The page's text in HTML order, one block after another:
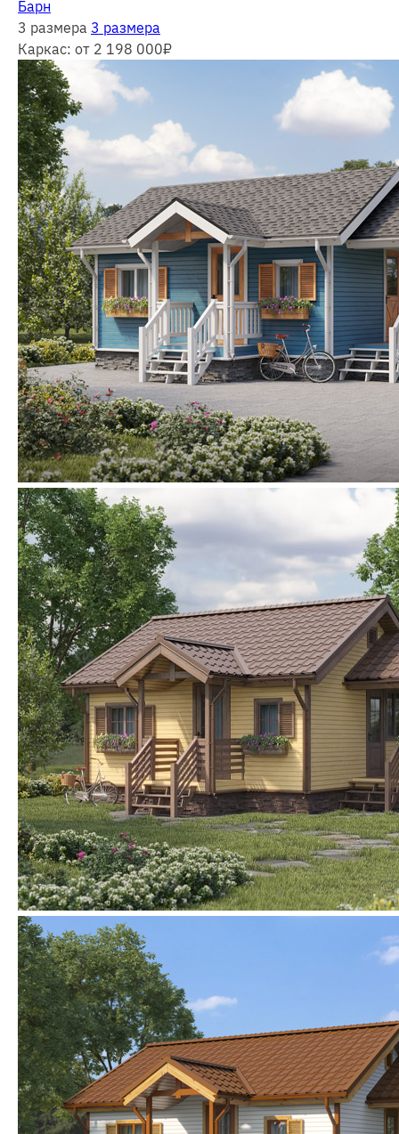
Барн
3 размера 3 размера
Каркас: от 2 198 000₽